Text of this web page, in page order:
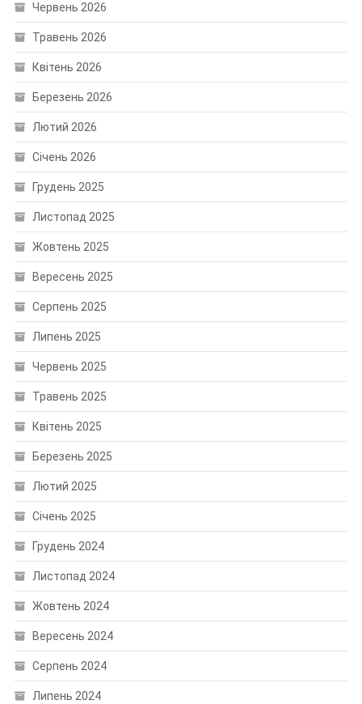
Червень 2026
Травень 2026
Квітень 2026
Березень 2026
Лютий 2026
Січень 2026
Грудень 2025
Листопад 2025
Жовтень 2025
Вересень 2025
Серпень 2025
Липень 2025
Червень 2025
Травень 2025
Квітень 2025
Березень 2025
Лютий 2025
Січень 2025
Грудень 2024
Листопад 2024
Жовтень 2024
Вересень 2024
Серпень 2024
Липень 2024